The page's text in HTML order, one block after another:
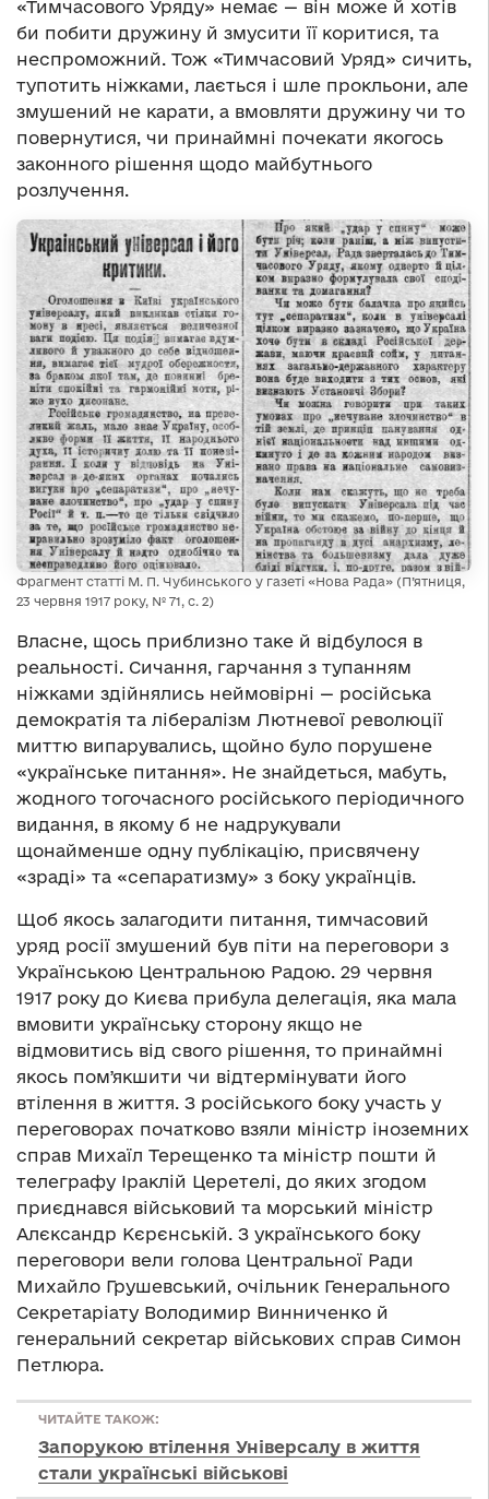
«Тимчасового Уряду» немає — він може й хотів
би побити дружину й змусити її коритися, та
неспроможний. Тож «Тимчасовий Уряд» сичить,
тупотить ніжками, лається і шле прокльони, але
змушений не карати, а вмовляти дружину чи то
повернутися, чи принаймні почекати якогось
законного рішення щодо майбутнього
розлучення.
Фрагмент статті М. П. Чубинського у газеті «Нова Рада» (П’ятниця,
23 червня 1917 року, № 71, с. 2)
Власне, щось приблизно таке й відбулося в
реальності. Сичання, гарчання з тупанням
ніжками здійнялись неймовірні — російська
демократія та лібералізм Лютневої революції
миттю випарувались, щойно було порушене
«українське питання». Не знайдеться, мабуть,
жодного тогочасного російського періодичного
видання, в якому б не надрукували
щонайменше одну публікацію, присвячену
«зраді» та «сепаратизму» з боку українців.
Щоб якось залагодити питання, тимчасовий
уряд росії змушений був піти на переговори з
Українською Центральною Радою. 29 червня
1917 року до Києва прибула делегація, яка мала
вмовити українську сторону якщо не
відмовитись від свого рішення, то принаймні
якось помʼякшити чи відтермінувати його
втілення в життя. З російського боку участь у
переговорах початково взяли міністр іноземних
справ Михаїл Терещенко та міністр пошти й
телеграфу Іраклій Церетелі, до яких згодом
приєднався військовий та морський міністр
Алєксандр Кєрєнській. З українського боку
переговори вели голова Центральної Ради
Михайло Грушевський, очільник Генерального
Секретаріату Володимир Винниченко й
генеральний секретар військових справ Симон
Петлюра.
ЧИТАЙТЕ ТАКОЖ:
Запорукою втілення Універсалу в життя
стали українські військові